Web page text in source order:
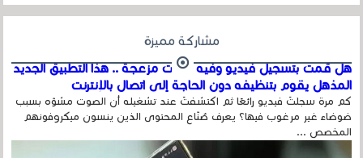
مشاركة مميزة
هل قمت بتسجيل فيديو وفيه أصوت مزعجة .. هذا التطبيق الجديد
المذهل يقوم بتنظيفه دون الحاجة إلى اتصال بالإنترنت
كم مرة سجلتَ فيديو رائعًا ثم اكتشفتَ عند تشغيله أن الصوت مشوّه بسبب
ضوضاء غير مرغوب فيها؟ يعرف صُنّاع المحتوى الذين ينسون ميكروفونهم
المخصص ...